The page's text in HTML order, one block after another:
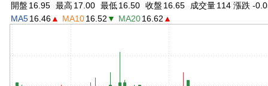
開盤 16.95 最高 17.00 最低16.50 收盤 16.65 成交量114 漲跌 -
MA516.46▲ MA1016.52 ▼ MA2016.62 ▲